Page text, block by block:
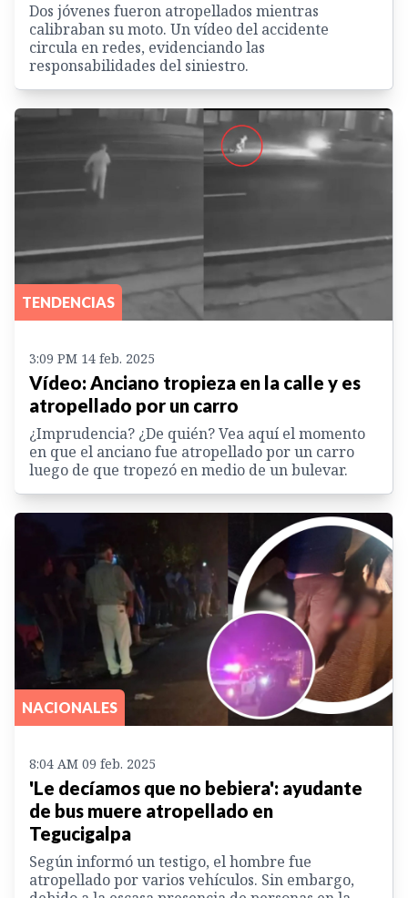
Dos jóvenes fueron atropellados mientras
calibraban su moto. Un vídeo del accidente
circula en redes, evidenciando las
responsabilidades del siniestro.
TENDENCIAS
3:09 PM 14 feb. 2025
Vídeo: Anciano tropieza en la calle y es
atropellado por un carro
¿Imprudencia? ¿De quién? Vea aquí el momento
en que el anciano fue atropellado por un carro
luego de que tropezó en medio de un bulevar.
NACIONALES
8:04 AM 09 feb. 2025
'Le decíamos que no bebiera': ayudante
de bus muere atropellado en
Tegucigalpa
Según informó un testigo, el hombre fue
atropellado por varios vehículos. Sin embargo,